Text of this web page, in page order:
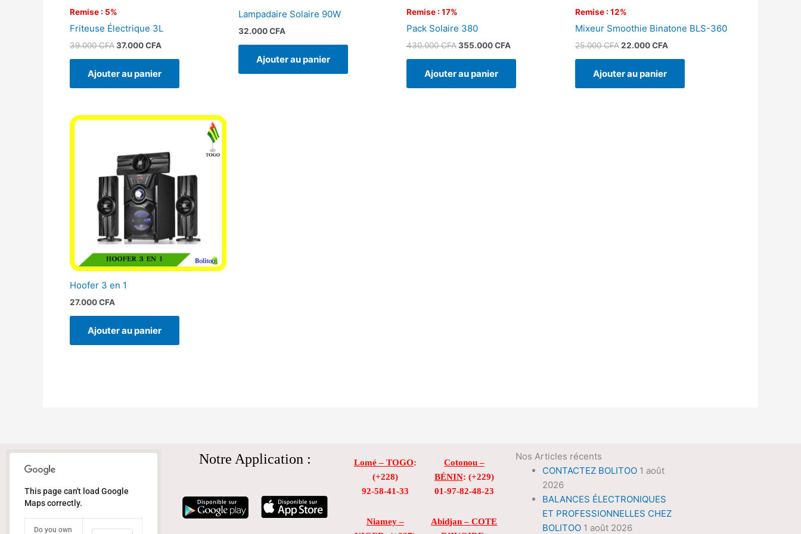
Remise : 5%
Friteuse Électrique 3L
39.000CFA37.000CFA
Ajouter au panier
Lampadaire Solaire 90W
32.000CFA
Ajouter au panier
Remise : 17%
Pack Solaire 380
430.000CFA355.000CFA
Ajouter au panier
Remise : 12%
Mixeur Smoothie Binatone BLS-360
25.000CFA 22.000CFA
Ajouter au panier
Hoofer 3 en 1
27.000CFA
Ajouter au panier
This page can't load Google
Maps correctly.
Do you own
Notre Application : Lomé – TOGO:
(+228)
92-58-41-33
Niamey –
Cotonou –
BÉNIN: (+229)
01-97-82-48-23
Abidjan – COTE
Nos Articles récents
CONTACTEZ BOLITOO 1 août
2026
BALANCES ÉLECTRONIQUES
ET PROFESSIONNELLES CHEZ
BOLITOO 1 août 2026